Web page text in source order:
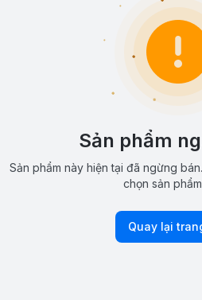
Sản phẩm
Sản phẩm này hiện tại đã ngừng
chọn sản
Quay lại